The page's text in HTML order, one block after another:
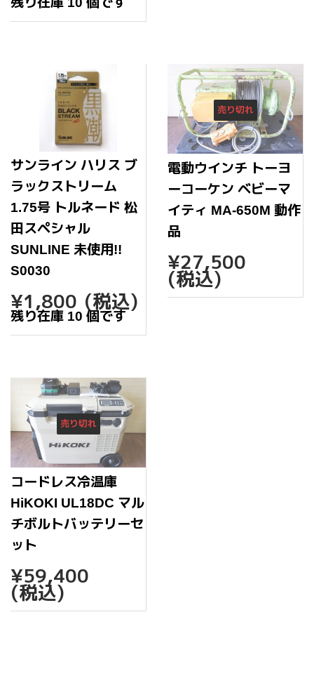
価
格
サンライン ハリス ブ
ラックストリーム
1.75号 トルネード 松
田スペシャル
SUNLINE 未使用!!
S0030
通
常
価
格
¥1,800 ¥1,800
(税込)
残り在庫 10 個です
売り切れ
電動ウインチ トーヨ
ーコーケン ベビーマ
イティ MA-650M 動作
品
通
常
価
格
¥27,500
(税込)
売り切れ
コードレス冷温庫
HiKOKI UL18DC マル
チボルトバッテリーセ
ット
通
常
価
格
¥59,400
(税込)